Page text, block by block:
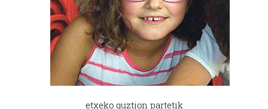
etxeko guztion partetik